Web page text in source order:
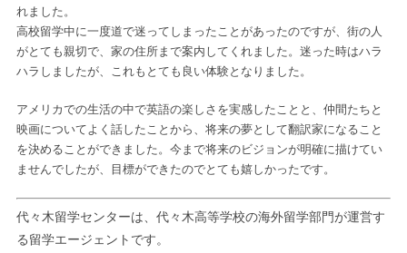
れました。
高校留学中に一度道で迷ってしまったことがあったのですが、街の人
がとても親切で、家の住所まで案内してくれました。迷った時はハラ
ハラしましたが、これもとても良い体験となりました。
アメリカでの生活の中で英語の楽しさを実感したことと、仲間たちと
映画についてよく話したことから、将来の夢として翻訳家になること
を決めることができました。今まで将来のビジョンが明確に描けてい
ませんでしたが、目標ができたのでとても嬉しかったです。
代々木留学センターは、代々木高等学校の海外留学部門が運営す
る留学エージェントです。